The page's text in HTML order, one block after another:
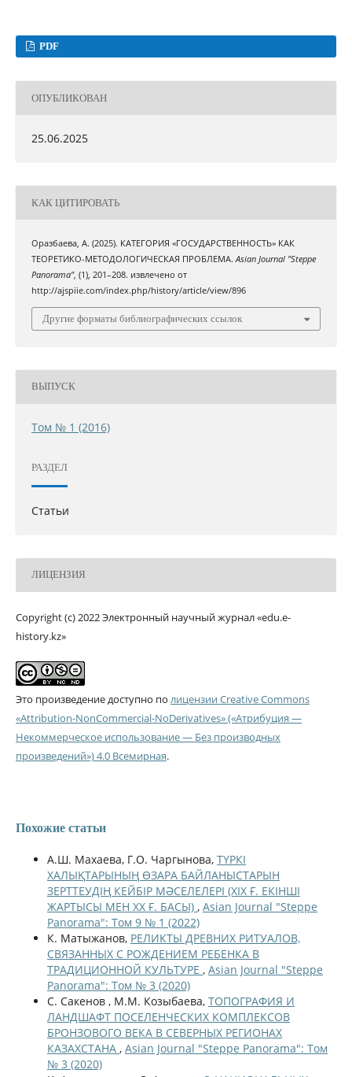
PDF
ОПУБЛИКОВАН
25.06.2025
КАК ЦИТИРОВАТЬ
Оразбаева, А. (2025). КАТЕГОРИЯ «ГОСУДАРСТВЕННОСТЬ» КАК
ТЕОРЕТИКО-МЕТОДОЛОГИЧЕСКАЯ ПРОБЛЕМА.Asian Journal "Steppe
Panorama", (1), 201–208. извлечено от
http://ajspiie.com/index.php/history/article/view/896
Другие форматы библиографических ссылок
ВЫПУСК
Том № 1 (2016)
РАЗДЕЛ
Статьи
ЛИЦЕНЗИЯ
Copyright (c) 2022 Электронный научный журнал «edu.e-
history.kz»
Это произведение доступно по лицензии Creative Commons
«Attribution-NonCommercial-NoDerivatives» («Атрибуция —
Некоммерческое использование — Без производных
произведений») 4.0 Всемирная.
Похожие статьи
А.Ш. Махаева, Г.О. Чаргынова, ТҮРКІ
ХАЛЫҚТАРЫНЫҢ ӨЗАРА БАЙЛАНЫСТАРЫН
ЗЕРТТЕУДІҢ КЕЙБІР МӘСЕЛЕЛЕРІ (ХІХ Ғ. ЕКІНШІ
ЖАРТЫСЫ МЕН ХХ Ғ. БАСЫ) , Asian Journal "Steppe
Panorama": Том 9 № 1 (2022)
К. Матыжанов, РЕЛИКТЫ ДРЕВНИХ РИТУАЛОВ,
СВЯЗАННЫХ С РОЖДЕНИЕМ РЕБЕНКА В
ТРАДИЦИОННОЙ КУЛЬТУРЕ , Asian Journal "Steppe
Panorama": Том № 3 (2020)
С. Сакенов , М.М. Козыбаева, ТОПОГРАФИЯ И
ЛАНДШАФТ ПОСЕЛЕНЧЕСКИХ КОМПЛЕКСОВ
БРОНЗОВОГО ВЕКА В СЕВЕРНЫХ РЕГИОНАХ
КАЗАХСТАНА , Asian Journal "Steppe Panorama": Том
№ 3 (2020)